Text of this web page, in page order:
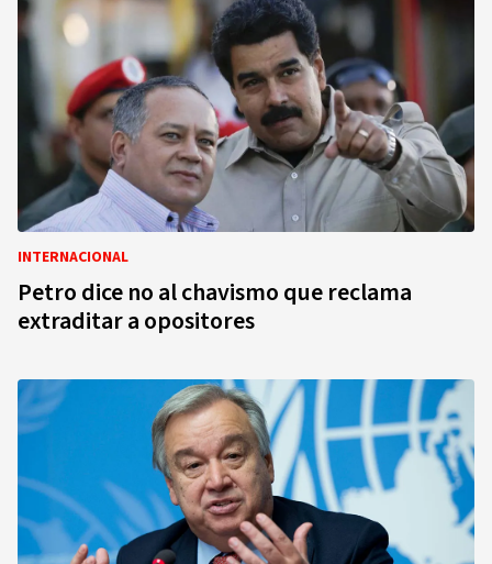
INTERNACIONAL
Petro dice no al chavismo que reclama
extraditar a opositores